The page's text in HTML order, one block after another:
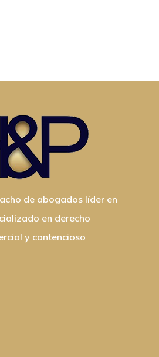
de abogados líder en
en derecho
y contencioso